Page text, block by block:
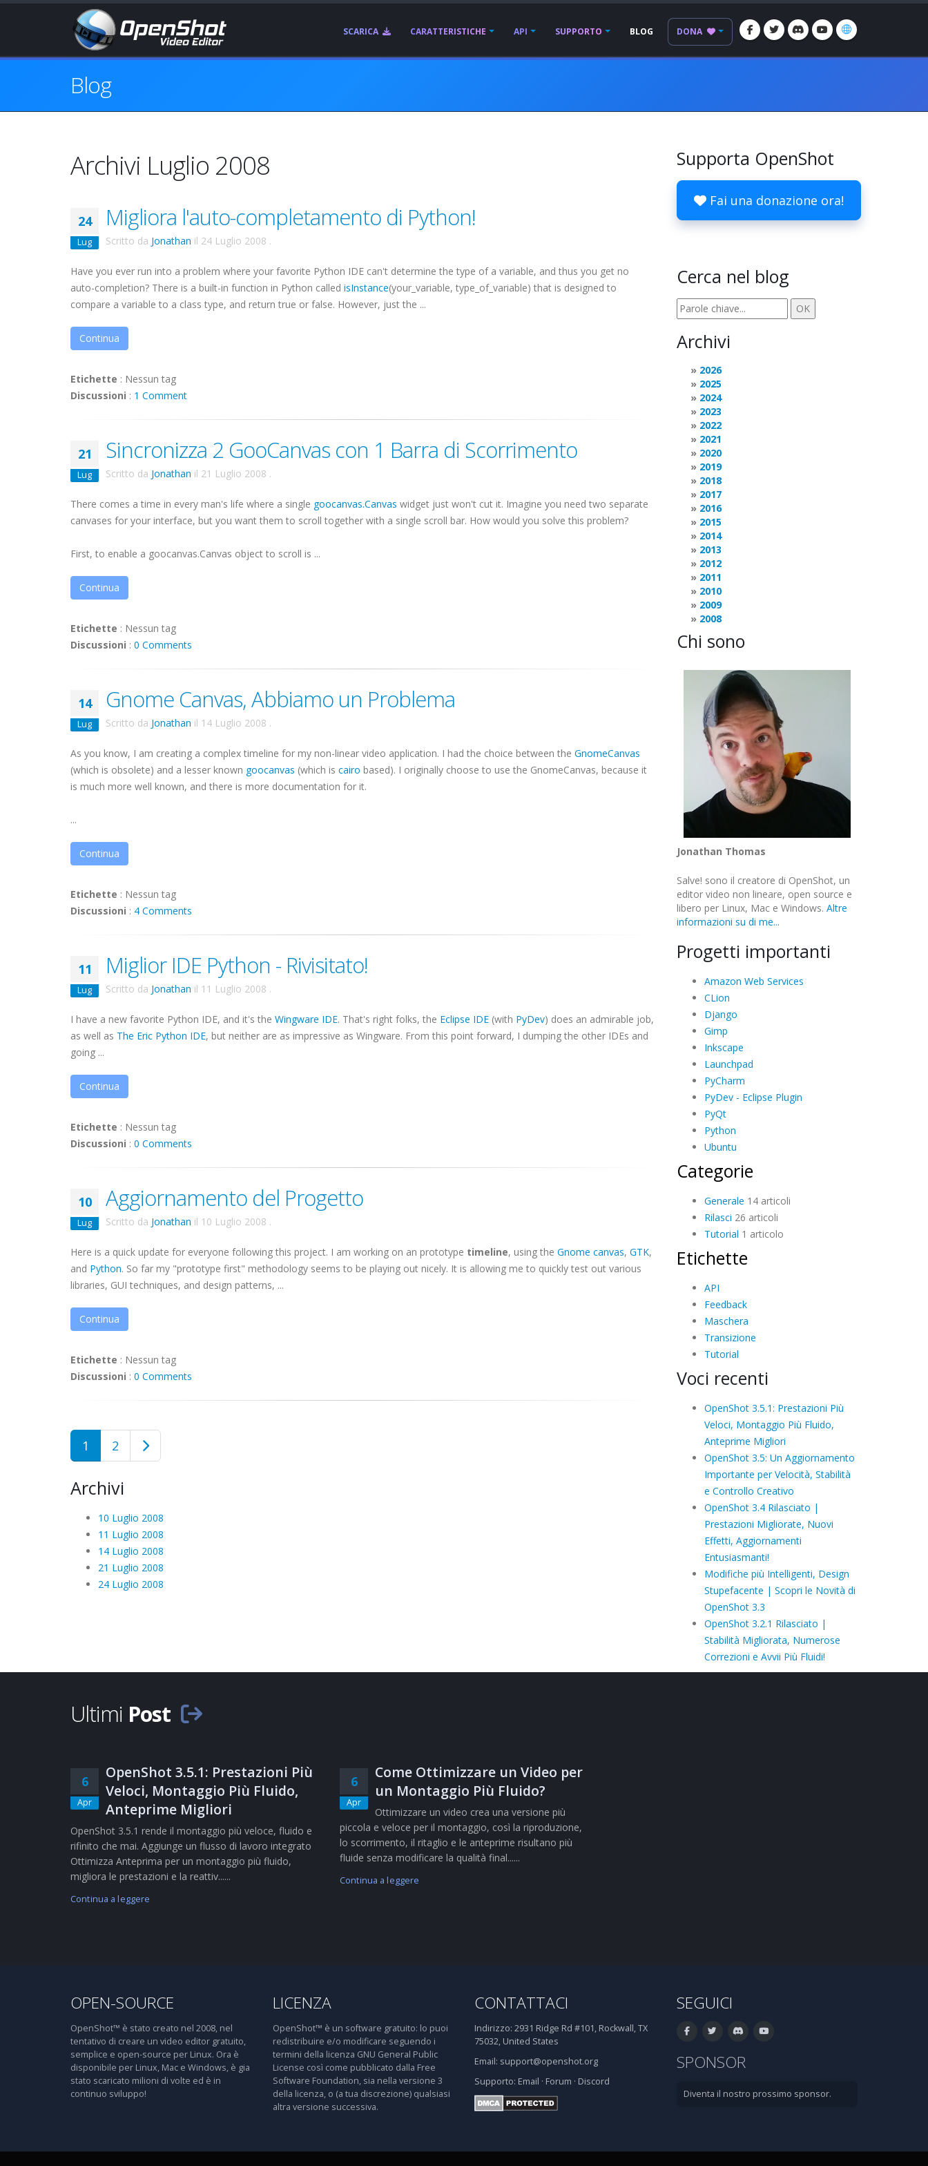
SCARICA CARATTERISTICHE API SUPPORTO BLOG DONA
Blog
Archivi Luglio 2008
24
Lug
Migliora l'auto-completamento di Python!
Scritto da Jonathan il 24 Luglio 2008 .
Have you ever run into a problem where your favorite Python IDE can't determine the type of a variable, and thus you get no
auto-completion? There is a built-in function in Python called isInstance(your_variable, type_of_variable) that is designed to
compare a variable to a class type, and return true or false. However, just the ...
Continua
Etichette : Nessun tag
Discussioni : 1 Comment
21
Lug
Sincronizza 2 GooCanvas con 1 Barra di Scorrimento
Scritto da Jonathan il 21 Luglio 2008 .
There comes a time in every man's life where a single goocanvas.Canvas widget just won't cut it. Imagine you need two separate
canvases for your interface, but you want them to scroll together with a single scroll bar. How would you solve this problem?
First, to enable a goocanvas.Canvas object to scroll is ...
Continua
Etichette : Nessun tag
Discussioni : 0 Comments
14
Lug
Gnome Canvas, Abbiamo un Problema
Scritto da Jonathan il 14 Luglio 2008 .
As you know, I am creating a complex timeline for my non-linear video application. I had the choice between the GnomeCanvas
(which is obsolete) and a lesser known goocanvas (which is cairo based). I originally choose to use the GnomeCanvas, because it
is much more well known, and there is more documentation for it.
...
Continua
Etichette : Nessun tag
Discussioni : 4 Comments
11
Lug
Miglior IDE Python - Rivisitato!
Scritto da Jonathan il 11 Luglio 2008 .
I have a new favorite Python IDE, and it's the Wingware IDE. That's right folks, the Eclipse IDE (with PyDev) does an admirable job,
as well as The Eric Python IDE, but neither are as impressive as Wingware. From this point forward, I dumping the other IDEs and
going ...
Continua
Etichette : Nessun tag
Discussioni : 0 Comments
10
Lug
Aggiornamento del Progetto
Scritto da Jonathan il 10 Luglio 2008 .
Here is a quick update for everyone following this project. I am working on an prototype timeline, using the Gnome canvas, GTK,
and Python. So far my "prototype first" methodology seems to be playing out nicely. It is allowing me to quickly test out various
libraries, GUI techniques, and design patterns, ...
Continua
Etichette : Nessun tag
Discussioni : 0 Comments
1 2
Archivi
10 Luglio 2008
11 Luglio 2008
14 Luglio 2008
21 Luglio 2008
24 Luglio 2008
Supporta OpenShot
Fai una donazione ora!
Cerca nel blog
Archivi
2026
2025
2024
2023
2022
2021
2020
2019
2018
2017
2016
2015
2014
2013
2012
2011
2010
2009
2008
Chi sono
Jonathan Thomas
Salve! sono il creatore di OpenShot, un
editor video non lineare, open source e
libero per Linux, Mac e Windows. Altre
informazioni su di me...
Progetti importanti
Amazon Web Services
CLion
Django
Gimp
Inkscape
Launchpad
PyCharm
PyDev - Eclipse Plugin
PyQt
Python
Ubuntu
Categorie
Generale 14 articoli
Rilasci 26 articoli
Tutorial 1 articolo
Etichette
API
Feedback
Maschera
Transizione
Tutorial
Voci recenti
OpenShot 3.5.1: Prestazioni Più
Veloci, Montaggio Più Fluido,
Anteprime Migliori
OpenShot 3.5: Un Aggiornamento
Importante per Velocità, Stabilità
e Controllo Creativo
OpenShot 3.4 Rilasciato |
Prestazioni Migliorate, Nuovi
Effetti, Aggiornamenti
Entusiasmanti!
Modifiche più Intelligenti, Design
Stupefacente | Scopri le Novità di
OpenShot 3.3
OpenShot 3.2.1 Rilasciato |
Stabilità Migliorata, Numerose
Correzioni e Avvii Più Fluidi!
Ultimi Post
6
Apr
OpenShot 3.5.1: Prestazioni Più
Veloci, Montaggio Più Fluido,
Anteprime Migliori
OpenShot 3.5.1 rende il montaggio più veloce, fluido e
rifinito che mai. Aggiunge un flusso di lavoro integrato
Ottimizza Anteprima per un montaggio più fluido,
migliora le prestazioni e la reattiv......
Continua a leggere
6
Apr
Come Ottimizzare un Video per
un Montaggio Più Fluido?
Ottimizzare un video crea una versione più
piccola e veloce per il montaggio, così la riproduzione,
lo scorrimento, il ritaglio e le anteprime risultano più
fluide senza modificare la qualità final......
Continua a leggere
OPEN-SOURCE
OpenShot™ è stato creato nel 2008, nel
tentativo di creare un video editor gratuito,
semplice e open-source per Linux. Ora è
disponibile per Linux, Mac e Windows, è gia
stato scaricato milioni di volte ed è in
continuo sviluppo!
LICENZA
OpenShot™ è un software gratuito: lo puoi
redistribuire e/o modificare seguendo i
termini della licenza GNU General Public
License così come pubblicato dalla Free
Software Foundation, sia nella versione 3
della licenza, o (a tua discrezione) qualsiasi
altra versione successiva.
CONTATTACI
Indirizzo: 2931 Ridge Rd #101, Rockwall, TX
75032, United States
Email: support@openshot.org
Supporto: Email · Forum · Discord
SEGUICI
SPONSOR
Diventa il nostro prossimo sponsor.